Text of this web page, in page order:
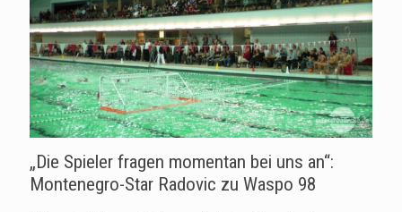
„Die Spieler fragen momentan bei uns an“:
Montenegro-Star Radovic zu Waspo 98